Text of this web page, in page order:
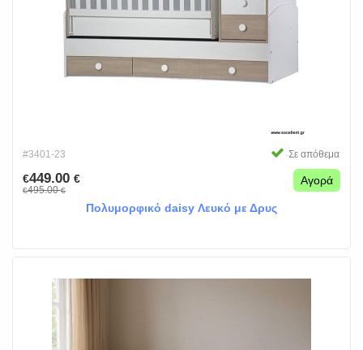
#3401-23 Σε απόθεμα
€449.00 €
€495.00€
Αγορά
Πολυμορφικό daisy Λευκό με Δρυς